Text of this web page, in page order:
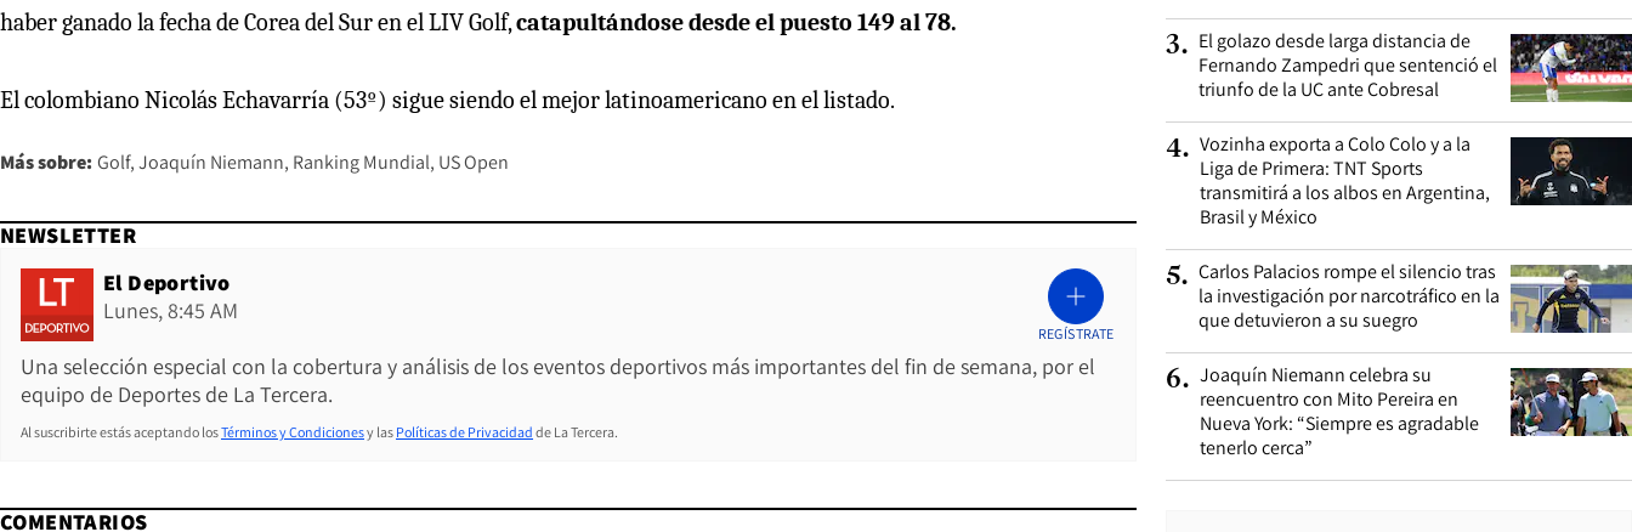
haber ganado la fecha de Corea del Sur en el LIV Golf,catapultándose desde el puesto 149 al 78.
El colombiano Nicolás Echavarría (53º) sigue siendo el mejor latinoamericano en el listado.
Más sobre: Golf Joaquín Niemann Ranking Mundial US Open
NEWSLETTER
El Deportivo
Lunes, 8:45 AM
Una selección especial con la cobertura y análisis de los eventos deportivos más importantes del fin de semana, por el
equipo de Deportes de La Tercera.
REGÍSTRATE
Al suscribirte estás aceptando losTérminos y Condicionesy las Políticas de Privacidad de La Tercera.
COMENTARIOS
3. El golazo desde larga distancia de
Fernando Zampedri que sentenció el
triunfo de la UC ante Cobresal
4. Vozinha exporta a Colo Colo y a la
Liga de Primera: TNT Sports
transmitirá a los albos en Argentina,
Brasil y México
5. Carlos Palacios rompe el silencio tras
la investigación por narcotráfico en la
que detuvieron a su suegro
6. Joaquín Niemann celebra su
reencuentro con Mito Pereira en
Nueva York: “Siempre es agradable
tenerlo cerca”